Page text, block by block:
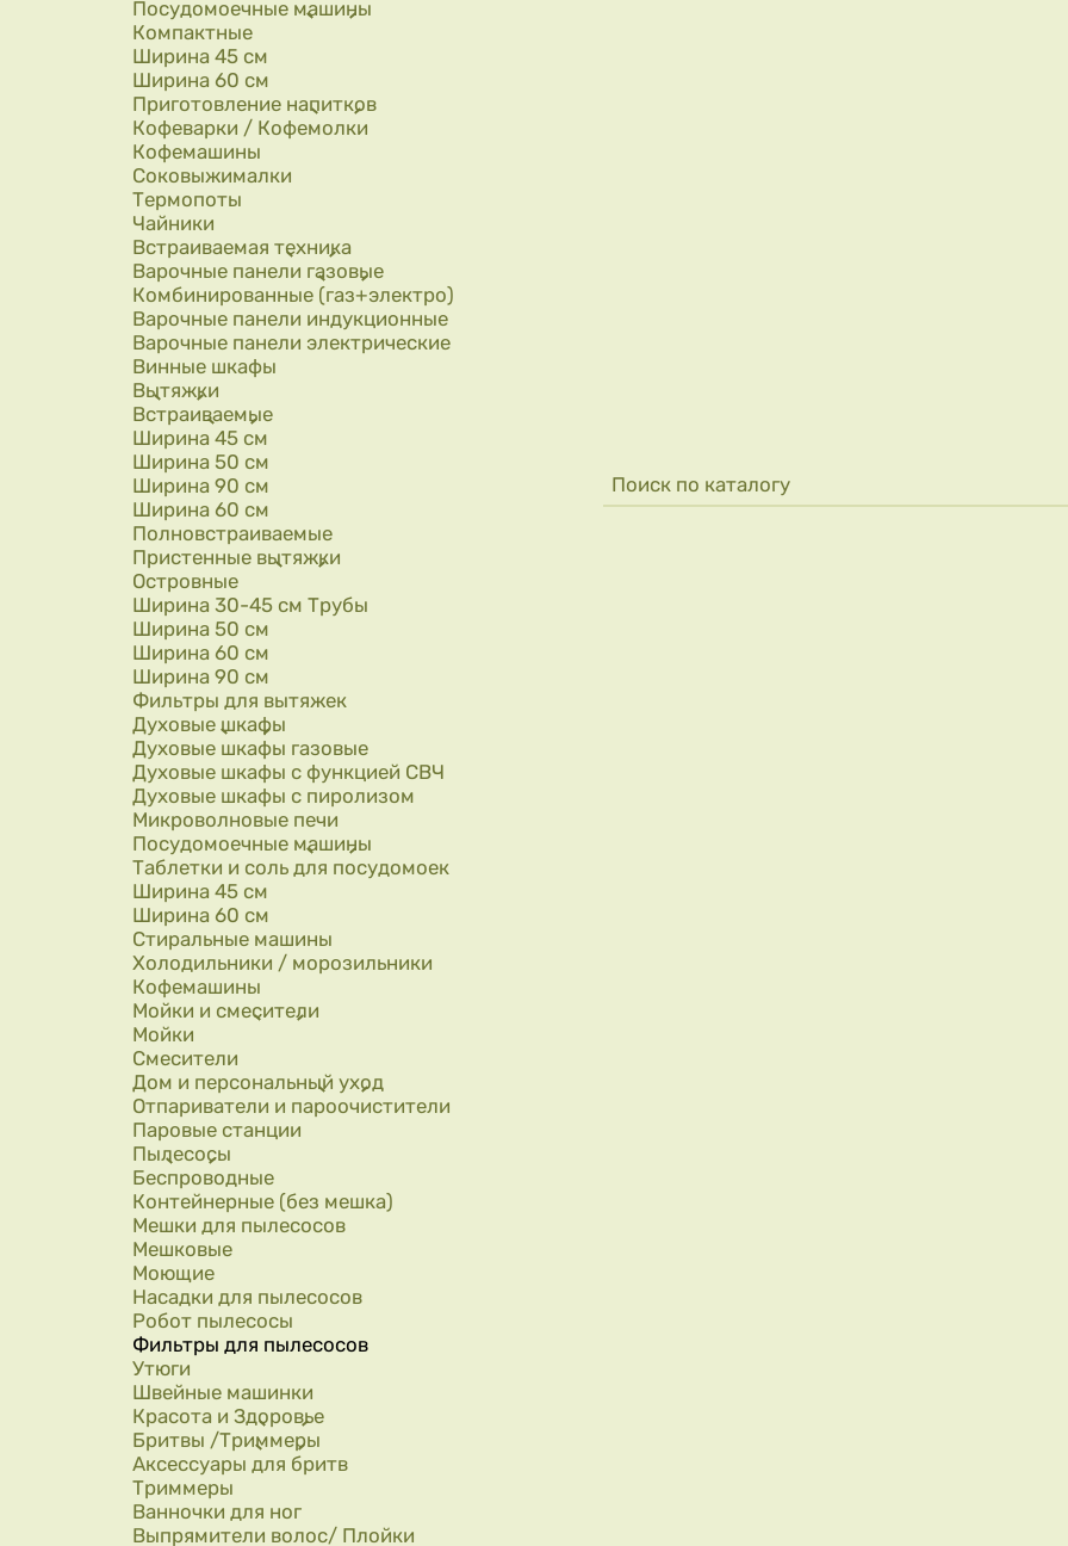
Посудомоечные машины
Компактные
Ширина 45 см
Ширина 60 см
Приготовление напитков
Кофеварки / Кофемолки
Кофемашины
Соковыжималки
Термопоты
Чайники
Встраиваемая техника
Варочные панели газовые
Комбинированные (газ+электро)
Варочные панели индукционные
Варочные панели электрические
Винные шкафы
Вытяжки
Встраиваемые
Ширина 45 см
Ширина 50 см
Ширина 90 см
Ширина 60 см
Полновстраиваемые
Пристенные вытяжки
Островные
Ширина 30-45 см Трубы
Ширина 50 см
Ширина 60 см
Ширина 90 см
Фильтры для вытяжек
Духовые шкафы
Духовые шкафы газовые
Духовые шкафы с функцией СВЧ
Духовые шкафы с пиролизом
Микроволновые печи
Посудомоечные машины
Таблетки и соль для посудомоек
Ширина 45 см
Ширина 60 см
Стиральные машины
Холодильники / морозильники
Кофемашины
Мойки и смесители
Мойки
Смесители
Дом и персональный уход
Отпариватели и пароочистители
Паровые станции
Пылесосы
Беспроводные
Контейнерные (без мешка)
Мешки для пылесосов
Мешковые
Моющие
Насадки для пылесосов
Робот пылесосы
Фильтры для пылесосов
Утюги
Швейные машинки
Красота и Здоровье
Бритвы /Триммеры
Аксессуары для бритв
Триммеры
Ванночки для ног
Выпрямители волос/ Плойки
Форма поиска
Поиск